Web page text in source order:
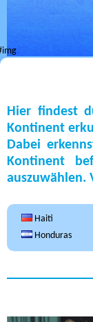
Hier findest
Kontinent
Dabei
Kontinent
auszuwählen.
Haiti
Honduras